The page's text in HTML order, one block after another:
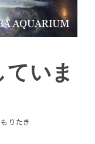
いま
もりたき